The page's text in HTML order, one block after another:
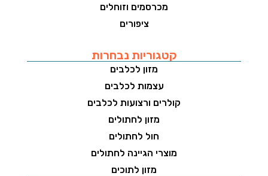
מכרסמים וזוחלים
ציפורים
קטגוריות נבחרות
מזון לכלבים
עצמות לכלבים
קולרים ורצועות לכלבים
מזון לחתולים
חול לחתולים
מוצרי הגיינה לחתולים
מזון לתוכים